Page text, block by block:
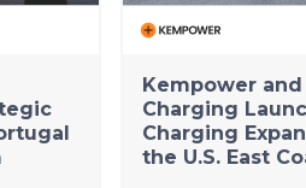
Kempower
Charging
Charging
the U.S. East